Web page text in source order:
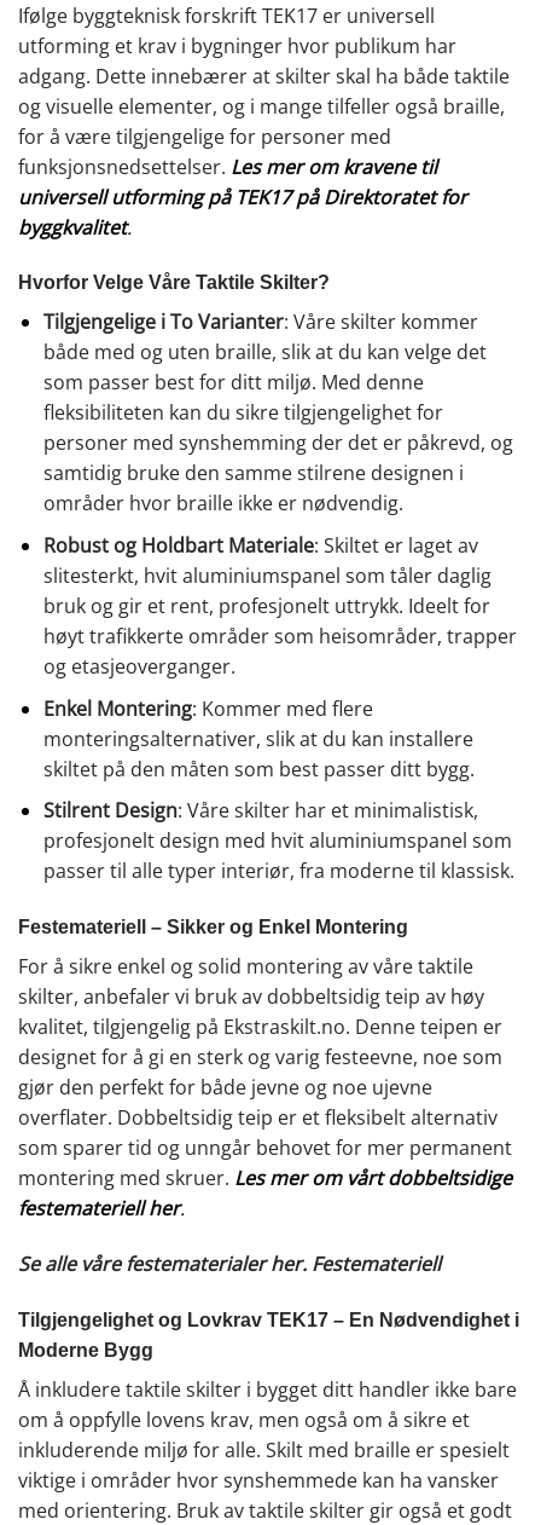
Ifølge byggteknisk forskrift TEK17 er universell
utforming et krav i bygninger hvor publikum har
adgang. Dette innebærer at skilter skal ha både taktile
og visuelle elementer, og i mange tilfeller også braille,
for å være tilgjengelige for personer med
funksjonsnedsettelser. Les mer om kravene til
universell utforming på TEK17 på Direktoratet for
byggkvalitet.
Hvorfor Velge Våre Taktile Skilter?
Tilgjengelige i To Varianter: Våre skilter kommer
både med og uten braille, slik at du kan velge det
som passer best for ditt miljø. Med denne
fleksibiliteten kan du sikre tilgjengelighet for
personer med synshemming der det er påkrevd, og
samtidig bruke den samme stilrene designen i
områder hvor braille ikke er nødvendig.
Robust og Holdbart Materiale: Skiltet er laget av
slitesterkt, hvit aluminiumspanel som tåler daglig
bruk og gir et rent, profesjonelt uttrykk. Ideelt for
høyt trafikkerte områder som heisområder, trapper
og etasjeoverganger.
Enkel Montering: Kommer med flere
monteringsalternativer, slik at du kan installere
skiltet på den måten som best passer ditt bygg.
Stilrent Design: Våre skilter har et minimalistisk,
profesjonelt design med hvit aluminiumspanel som
passer til alle typer interiør, fra moderne til klassisk.
Festemateriell – Sikker og Enkel Montering
For å sikre enkel og solid montering av våre taktile
skilter, anbefaler vi bruk av dobbeltsidig teip av høy
kvalitet, tilgjengelig på Ekstraskilt.no. Denne teipen er
designet for å gi en sterk og varig festeevne, noe som
gjør den perfekt for både jevne og noe ujevne
overflater. Dobbeltsidig teip er et fleksibelt alternativ
som sparer tid og unngår behovet for mer permanent
montering med skruer. Les mer om vårt dobbeltsidige
festemateriell her.
Se alle våre festematerialer her. Festemateriell
Tilgjengelighet og Lovkrav TEK17 – En Nødvendighet i
Moderne Bygg
Å inkludere taktile skilter i bygget ditt handler ikke bare
om å oppfylle lovens krav, men også om å sikre et
inkluderende miljø for alle. Skilt med braille er spesielt
viktige i områder hvor synshemmede kan ha vansker
med orientering. Bruk av taktile skilter gir også et godt